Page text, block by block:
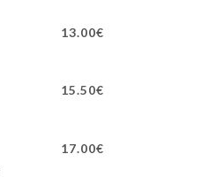
13.00€
15.50€
17.00€